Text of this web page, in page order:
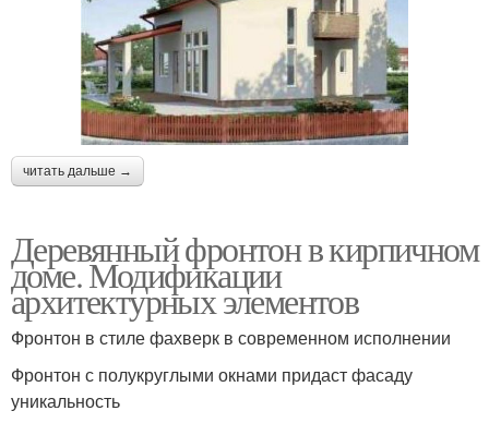
читать дальше →
Деревянный фронтон в кирпичном
доме. Модификации
архитектурных элементов
Фронтон в стиле фахверк в современном исполнении
Фронтон с полукруглыми окнами придаст фасаду
уникальность